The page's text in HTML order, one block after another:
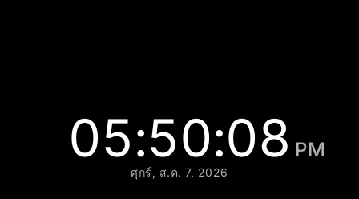
05:50:09 PM
ศุกร์, ส.ค. 7, 2026